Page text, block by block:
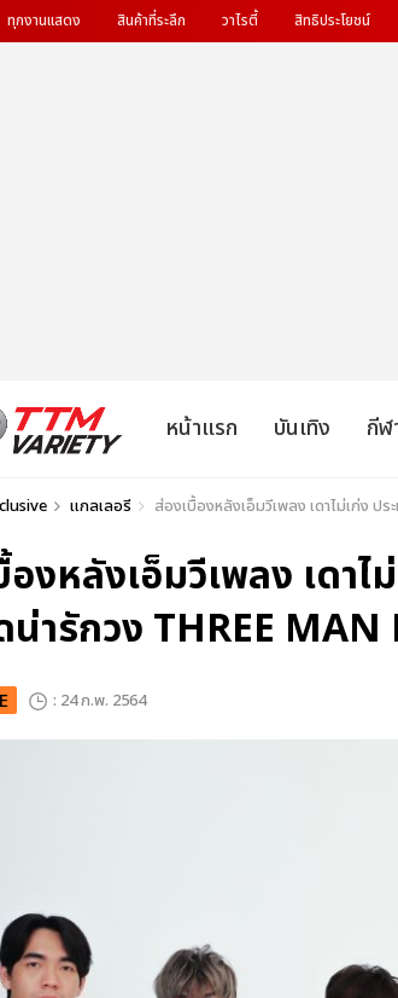
ทุกงานแสดง สินค้าที่ระลึก วาไรตี้ สิทธิประโยชน์
หน้าแรก บันเทิง กีฬ
แกลเลอรี ส่องเบื้องหลังเอ็มวีเพลง เดาไม่เก่ง
องหลังเอ็มวีเพลง เดา
ารักวง THREE MAN
: 24 ก.พ. 2564